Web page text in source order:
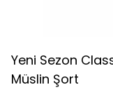
Yeni Sezon
Müslin Şort